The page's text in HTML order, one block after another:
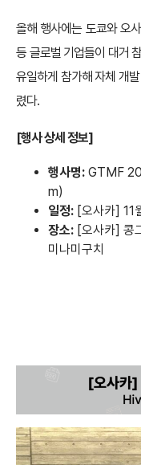
올해 행사에는 도쿄와 오
등 글로벌 기업들이 대거
유일하게 참가해 자체 개
렸다.
[행사 상세 정보]
행사명: GTMF
m)
일정: [오사카]
장소: [오사카] 콩
미나미구치